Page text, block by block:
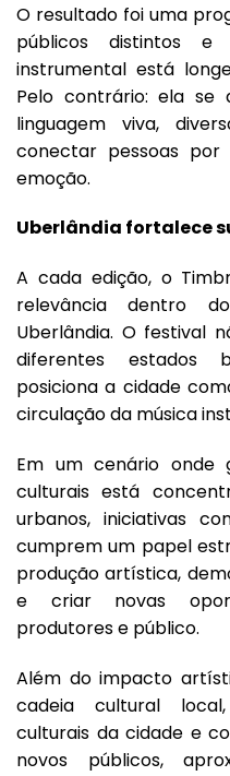
O resultado foi uma
públicos distintos
instrumental está
Pelo contrário: ela se
linguagem viva,
conectar pessoas
emoção.
Uberlândia fortalece
A cada edição, o
relevância dentro
Uberlândia. O festival
diferentes estados
posiciona a cidade
circulação da música
Em um cenário onde
culturais está
urbanos, iniciativas
cumprem um papel
produção artística,
e criar novas
produtores e público.
Além do impacto
cadeia cultural
culturais da cidade e
novos públicos,